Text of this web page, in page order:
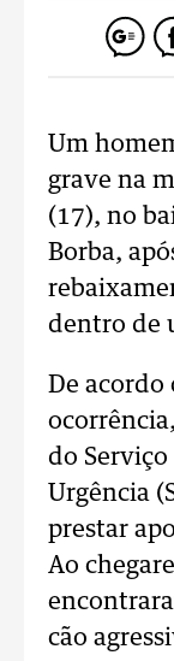
Um
grave na
(17), no
Borba,
dentro de
De acordo
do
Urgência
prestar
Ao
cão